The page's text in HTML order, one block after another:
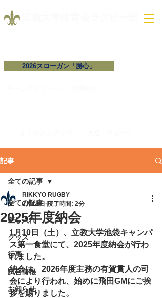
2026スローガン「勝心」
記事
全ての記事
差し入れ
グッズ
行事
試合情報
お知らせ
全ての記事
2025年度納会
RIKKYO RUGBY
2月11日 読了時間: 2分
1月10日（土）、立教大学池袋キャンパ
ス第一食堂にて、2025年度納会が行わ
れました。
納会は、2026年度主務の有賀貫人の司
会により行われ、始めに飛田GMにご挨
拶を賜りました。